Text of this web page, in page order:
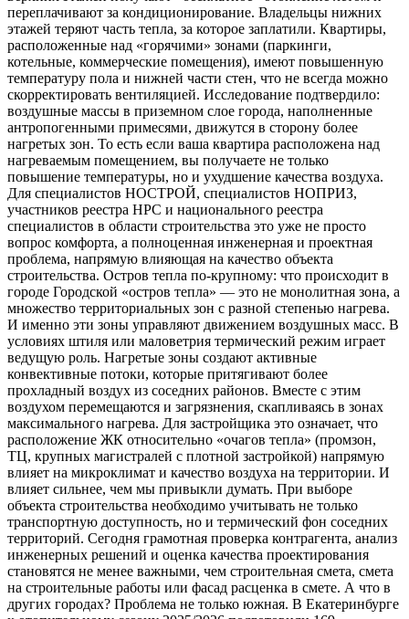
переплачивают за кондиционирование. Владельцы нижних
этажей теряют часть тепла, за которое заплатили. Квартиры,
расположенные над «горячими» зонами (паркинги,
котельные, коммерческие помещения), имеют повышенную
температуру пола и нижней части стен, что не всегда можно
скорректировать вентиляцией. Исследование подтвердило:
воздушные массы в приземном слое города, наполненные
антропогенными примесями, движутся в сторону более
нагретых зон. То есть если ваша квартира расположена над
нагреваемым помещением, вы получаете не только
повышение температуры, но и ухудшение качества воздуха.
Для специалистов НОСТРОЙ, специалистов НОПРИЗ,
участников реестра НРС и национального реестра
специалистов в области строительства это уже не просто
вопрос комфорта, а полноценная инженерная и проектная
проблема, напрямую влияющая на качество объекта
строительства. Остров тепла по-крупному: что происходит в
городе Городской «остров тепла» — это не монолитная зона, а
множество территориальных зон с разной степенью нагрева.
И именно эти зоны управляют движением воздушных масс. В
условиях штиля или маловетрия термический режим играет
ведущую роль. Нагретые зоны создают активные
конвективные потоки, которые притягивают более
прохладный воздух из соседних районов. Вместе с этим
воздухом перемещаются и загрязнения, скапливаясь в зонах
максимального нагрева. Для застройщика это означает, что
расположение ЖК относительно «очагов тепла» (промзон,
ТЦ, крупных магистралей с плотной застройкой) напрямую
влияет на микроклимат и качество воздуха на территории. И
влияет сильнее, чем мы привыкли думать. При выборе
объекта строительства необходимо учитывать не только
транспортную доступность, но и термический фон соседних
территорий. Сегодня грамотная проверка контрагента, анализ
инженерных решений и оценка качества проектирования
становятся не менее важными, чем строительная смета, смета
на строительные работы или фасад расценка в смете. А что в
других городах? Проблема не только южная. В Екатеринбурге